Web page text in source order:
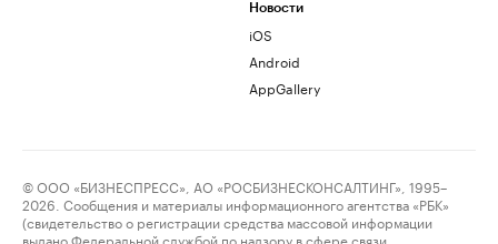
Новости
iOS
Android
AppGallery
© ООО «БИЗНЕСПРЕСС», АО «РОСБИЗНЕСКОНСАЛТИНГ», 1995–
2026. Сообщения и материалы информационного агентства «РБК»
(свидетельство о регистрации средства массовой информации
выдано Федеральной службой по надзору в сфере связи,